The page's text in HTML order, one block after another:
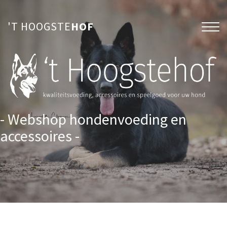
'T HOOGSTEHOF
- Webshop hondenvoeding en
accessoires -